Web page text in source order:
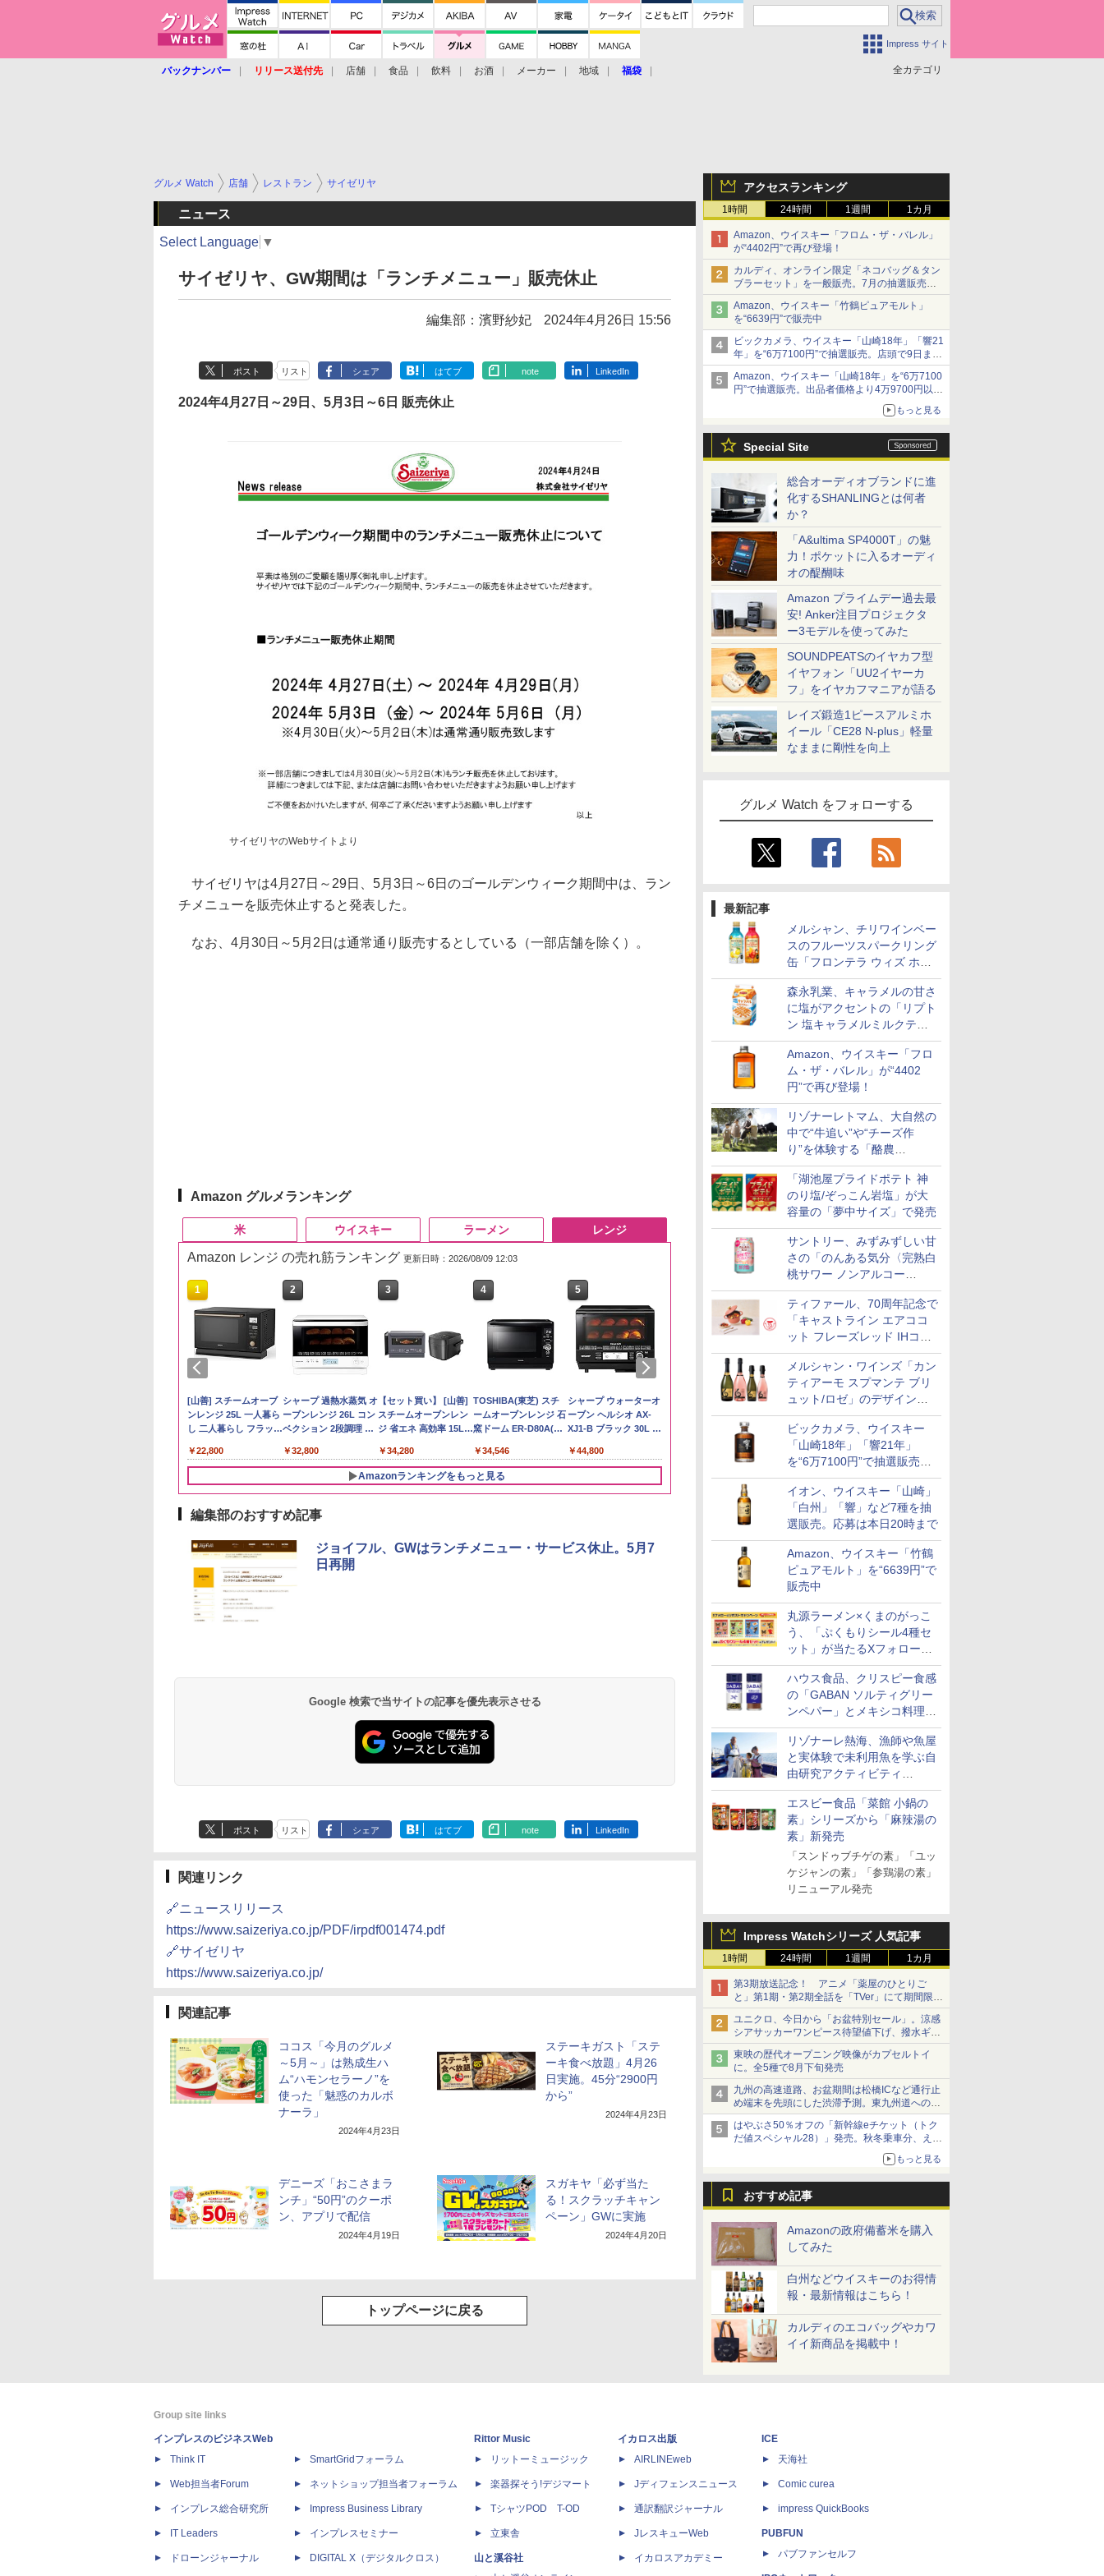
Impress サイト
全カテゴリ
バックナンバー リリース送付先 店舗 食品 飲料 お酒 メーカー 地域 福袋
アクセスランキング
1時間 24時間 1週間 1カ月
Amazon、ウイスキー「フロム・ザ・バレル」
が“4402円”で再び登場！
カルディ、オンライン限定「ネコバッグ＆タン
ブラーセット」を一般販売。7月の抽選販売の
当選無効分
Amazon、ウイスキー「竹鶴ピュアモルト」
を“6639円”で販売中
ビックカメラ、ウイスキー「山崎18年」「響21
年」を“6万7100円”で抽選販売。店頭で9日まで
受付
Amazon、ウイスキー「山崎18年」を“6万7100
円”で抽選販売。出品者価格より4万9700円以上
もっと見る
Special Site
総合オーディオブランドに進
化するSHANLINGとは何者
か？
「A&ultima SP4000T」の魅
力！ポケットに入るオーディ
オの醍醐味
Amazon プライムデー過去最
安! Anker注目プロジェクタ
ー3モデルを使ってみた
SOUNDPEATSのイヤカフ型
イヤフォン「UU2イヤーカ
フ」をイヤカフマニアが語る
レイズ鍛造1ピースアルミホ
イール「CE28 N-plus」軽量
なままに剛性を向上
グルメ Watch をフォローする
最新記事
メルシャン、チリワインベー
スのフルーツスパークリング
缶「フロンテラ ウィズ ホワ
イトレモン/カシスオレン
ジ」発売
森永乳業、キャラメルの甘さ
に塩がアクセントの「リプト
ン 塩キャラメルミルクティ
ー」限定発売
Amazon、ウイスキー「フロ
ム・ザ・バレル」が“4402
円”で再び登場！
リゾナーレトマム、大自然の
中で“牛追い”や“チーズ作
り”を体験する「酪農
Academy～夏休みの自由研
究～」を実施中
「湖池屋プライドポテト 神
のり塩/ぞっこん岩塩」が大
容量の「夢中サイズ」で発売
サントリー、みずみずしい甘
さの「のんある気分〈完熟白
桃サワー ノンアルコー
ル〉」限定発売
ティファール、70周年記念で
「キャストライン エアココ
ット フレーズレッド IHココ
ット鍋 24cm」数量限定発売
メルシャン・ワインズ「カン
ティアーモ スプマンテ ブリ
ュット/ロゼ」のデザインを
リニューアル。ハーフボトル
も登場
ビックカメラ、ウイスキー
「山崎18年」「響21年」
を“6万7100円”で抽選販売。
店頭で9日まで受付
イオン、ウイスキー「山崎」
「白州」「響」など7種を抽
選販売。応募は本日20時まで
Amazon、ウイスキー「竹鶴
ピュアモルト」を“6639円”で
販売中
丸源ラーメン×くまのがっこ
う、「ぷくもりシール4種セ
ット」が当たるXフォロー＆
リポストキャンペーン実施
ハウス食品、クリスピー食感
の「GABAN ソルティグリー
ンペパー」とメキシコ料理に
合う「GABAN チポトレペパ
ー」発売
リゾナーレ熱海、漁師や魚屋
と実体験で未利用魚を学ぶ自
由研究アクティビティ
「Fisherman's Academy」を
実施中
エスビー食品「菜館 小鍋の
素」シリーズから「麻辣湯の
素」新発売
「スンドゥブチゲの素」「ユッ
ケジャンの素」「参鶏湯の素」
リニューアル発売
Impress Watchシリーズ 人気記事
1時間 24時間 1週間 1カ月
第3期放送記念！ アニメ「薬屋のひとりご
と」第1期・第2期全話を「TVer」にて期間限定
で順次無料配信開始
ユニクロ、今日から「お盆特別セール」。涼感
シアサッカーワンピース待望値下げ、撥水ギア
ショーツは1990円に
東映の歴代オープニング映像がカプセルトイ
に。全5種で8月下旬発売
九州の高速道路、お盆期間は松橋ICなど通行止
め端末を先頭にした渋滞予測。東九州道への迂
回は料金調整を実施
はやぶさ50％オフの「新幹線eチケット（トク
だ値スペシャル28）」発売。秋冬乗車分、えき
もっと見る
おすすめ記事
Amazonの政府備蓄米を購入
してみた
白州などウイスキーのお得情
報・最新情報はこちら！
カルディのエコバッグやカワ
イイ新商品を掲載中！
グルメ Watch 店舗 レストラン サイゼリヤ
ニュース
Select Language ▼
サイゼリヤ、GW期間は「ランチメニュー」販売休止
編集部：濱野紗妃 2024年4月26日 15:56
ポスト リスト シェア はてブ note LinkedIn
2024年4月27日～29日、5月3日～6日 販売休止
サイゼリヤのWebサイトより
サイゼリヤは4月27日～29日、5月3日～6日のゴールデンウィーク期間中は、ラン
チメニューを販売休止すると発表した。
なお、4月30日～5月2日は通常通り販売するとしている（一部店舗を除く）。
Amazon グルメランキング
米
1
by Amazon 国産ブレ
ンド米 精米 5kg
￥2,650
2
新潟ケンベイ【精米】
新潟県産にじのきらめ
き 5kg 令和7年産
￥5,809
3
by Amazon あきたこ
まちブレンド 無洗米
5kg
￥3,396
4
野沢農産 無洗米 青い
流るる コシヒカリ 5kg
長野県産 令和7年産
￥3,980
5
【在庫処分価格】もも
たろう印 無洗米 5kg
業務用 お米マイスター
￥2,680
by Amazon 新潟県産
新潟のお米 無洗米 5kg
7
新潟県産新之助 無洗米
5kg 令和7年産
￥2,356
8
米 5kg 新潟県産 コシヒ
カリ｜雪室保管・精米
したて｜白く輝き 粒感
しっかり 冷めてもおい
しい お米 【やっぱり新
潟のこしひかり】
￥4,398
ウイスキー
1
ブラックニッカ ニッカ
Nikka ウィスキー
4000ml ブラックニッ
【日本 アサヒ ウィスキ
ー】 大容量 お得 4リッ
トル
￥4,327
2
角瓶 2700ml サントリ
ー ウイスキー ハイボー
ル 大容量
￥6,055
3
角ハイボール
350ml×24本 サントリ
ー ウイスキー ハイボー
￥4,927
4
【数量限定】竹鶴ピュ
アモルト700ml アサヒ
[ ウイスキー 日本
プレゼント 贈り物に】
￥6,783
5
サントリー シングルモ
ルト ウイスキー 白州
Story of the Distillery
￥20,000
トリスウイスキー
4000ml サントリー 大
容量 4リットル
7
サントリー シングルモ
ルト ウイスキー 山崎
Story of the Distillery
2026 化粧箱入 700ml
￥23,000
8
ティーチャーズ ハイラ
ンドクリーム 4000ml
サントリー スコッチ ウ
イスキー 4リットル 大
容量
￥6,390
ラーメン
1
チキンラーメン どんぶ
り 85g×12個 日清食品
インスタント カップ麺
￥1,939
2
【公式】ブタメン とん
こつ味 35g×15個 | 業務
用 夜食 カップラーメン
スタント アウトドアに
も ローリングストック
大人買い おやつカンパ
￥1,288
3
カップヌードル カップ
ヌードルPRO シーフー
ドヌードル 高たんぱく
えめ 78g×12個
￥2,698
4
国分 tabete だし麺 千
葉県産はまぐりだし 塩
らーめん 108g×10袋 保
￥2,323
5
マルちゃん マルちゃん
ZUBAAAN! 横浜家系
醤油豚骨 3食パック
￥341
日清麺職人 醤油 [丸大
豆醤油使用 豊かな旨味
とコク] 日清食品 カッ
プ麺 87g ×12個
7
カップヌードル カップ
ヌードルPRO しょうゆ
高たんぱく&低糖質 さ
らに塩分控えめ
75g×12個
￥2,885
8
カップヌードル レギュ
ラー 日清食品 カップ麺
78g×20個
￥3,475
レンジ
Amazon レンジ の売れ筋ランキング 更新日時：2026/08/09 12:03
1
[山善] スチームオーブ
ンレンジ 25L 一人暮ら
し 二人暮らし フラット
自動メニュー19種搭載
角皿付き ブラック
MRK-F250TSV(B)
￥22,800
2
シャープ 過熱水蒸気 オ
ーブンレンジ 26L コン
ベクション 2段調理 ホ
￥32,800
3
【セット買い】 [山善]
スチームオーブンレン
ジ 省エネ 高効率 15L
フラットテーブル グレ
ー YRZ-WF150TV(H) +
炊飯器 5.5合 マイコン
￥34,280
4
TOSHIBA(東芝) スチ
ームオーブンレンジ 石
窯ドーム ER-D80A(K)
理 フラットテーブル
電子レンジ 赤外線セン
サー ノンフライ調理
￥34,546
5
シャープ ウォーターオ
ーブン ヘルシオ AX-
XJ1-B ブラック 30L 2
トースト機能
￥44,800
パナソニック オーブン
レンジ スチーム ビスト
ロ 最高峰モデル 30L 2
段 おまかせグリル 高精
細・64眼スピードセン
携 ブラック NE-
7
日立 過熱水蒸気 オーブ
ンレンジ ヘルシーシェ
フ 31L MRO-S8C W ホ
ワイト 重量センサー
250℃1段式ワイドオー
ブン
￥39,837
8
コンフィー(COMFEE')
スチームオーブンレン
ジ 25L フラットテーブ
ル 発酵・トースト機能
オートメニュー23種 オ
ーブン～250℃ レンジ
~1000W高出力 全国対
応 ヘルツフリー カップ
スチーム調理 予熱対応
自動脱臭 消音モード
【2年メーカー保証】
ブラック CF-EA261-
BK
￥19,780
Amazonランキングをもっと見る
編集部のおすすめ記事
ジョイフル、GWはランチメニュー・サービス休止。5月7
日再開
Google 検索で当サイトの記事を優先表示させる
ポスト リスト シェア はてブ note LinkedIn
関連リンク
🔗ニュースリリース
https://www.saizeriya.co.jp/PDF/irpdf001474.pdf
🔗サイゼリヤ
https://www.saizeriya.co.jp/
関連記事
ココス「今月のグルメ
～5月～」は熟成生ハ
ム“ハモンセラーノ”を
使った「魅惑のカルボ
ナーラ」
2024年4月23日
ステーキガスト「ステ
ーキ食べ放題」4月26
日実施。45分“2900円
から”
2024年4月23日
デニーズ「おこさまラ
ンチ」“50円”のクーポ
ン、アプリで配信
2024年4月19日
スガキヤ「必ず当た
る！スクラッチキャン
ペーン」GWに実施
2024年4月20日
トップページに戻る
Group site links
インプレスのビジネスWeb
Think IT
Web担当者Forum
インプレス総合研究所
IT Leaders
ドローンジャーナル
SmartGridフォーラム
ネットショップ担当者フォーラム
Impress Business Library
インプレスセミナー
DIGITAL X（デジタルクロス）
Rittor Music
リットーミュージック
楽器探そう!デジマート
TシャツPOD T-OD
立東舎
山と溪谷社
イカロス出版
AIRLINEweb
Jディフェンスニュース
通訳翻訳ジャーナル
JレスキューWeb
イカロスアカデミー
ICE
天海社
Comic curea
impress QuickBooks
PUBFUN
パブファンセルフ